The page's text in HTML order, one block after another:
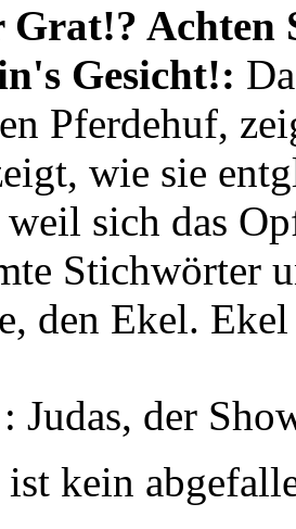
Grat!? Achten
Gesicht!:
Pferdehuf,
wie sie
sich das
Stichwörter
den Ekel.
Judas, der
kein